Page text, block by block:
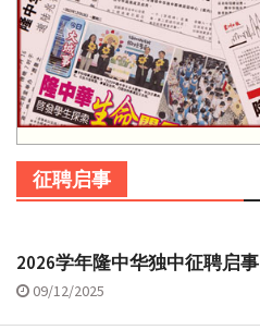
征聘启事
2026学年隆中华独中征聘启事
09/12/2025